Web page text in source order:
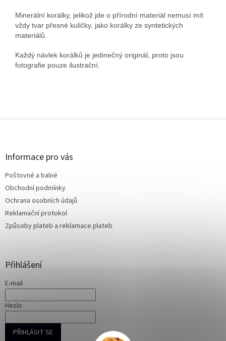
Minerální korálky, jelikož jde o přírodní materiál nemusí mít
vždy tvar přesné kuličky, jako korálky ze syntetických
materiálů.
Každý návlek korálků je jedinečný originál, proto jsou
fotografie pouze ilustrační.
Z
Informace pro vás
Poštovné a balné
Obchodní podmínky
Ochrana osobních údajů
Reklamační protokol
Způsoby plateb a reklamace plateb
Přihlášení
E-mail
Heslo
PŘIHLÁSIT SE